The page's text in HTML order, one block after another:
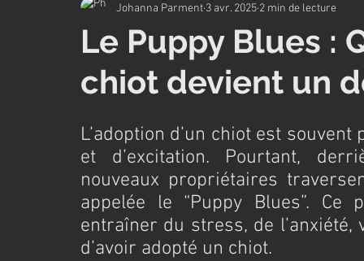
Alimentation
Le Puppy Blues :
chiot devient un
Johanna Parment 3 avr. 2025 2 min de lecture
L’adoption d’un chiot est
et d’excitation. Pourtant,
nouveaux propriétaires
appelée le “Puppy Blues”. Ce
entraîner du stress, de
d’avoir adopté un chiot.